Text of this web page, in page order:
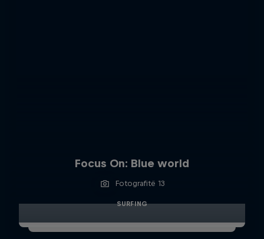
Focus On: Blue world
Fotografitë 13
SURFING